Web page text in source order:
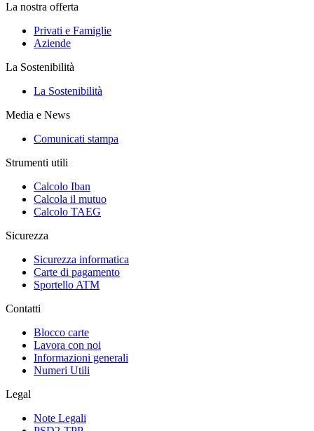
La nostra offerta
Privati e Famiglie
Aziende
La Sostenibilità
La Sostenibilità
Media e News
Comunicati stampa
Strumenti utili
Calcolo Iban
Calcola il mutuo
Calcolo TAEG
Sicurezza
Sicurezza informatica
Carte di pagamento
Sportello ATM
Contatti
Blocco carte
Lavora con noi
Informazioni generali
Numeri Utili
Legal
Note Legali